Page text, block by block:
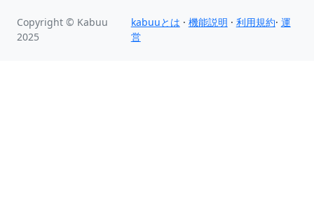
Copyright © Kabuu
2025
kabuuとは · 機能説明 · 利用規約· 運
営